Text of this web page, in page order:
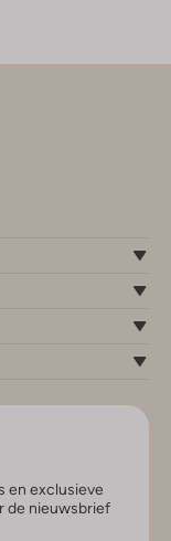
en exclusieve
de nieuwsbrief